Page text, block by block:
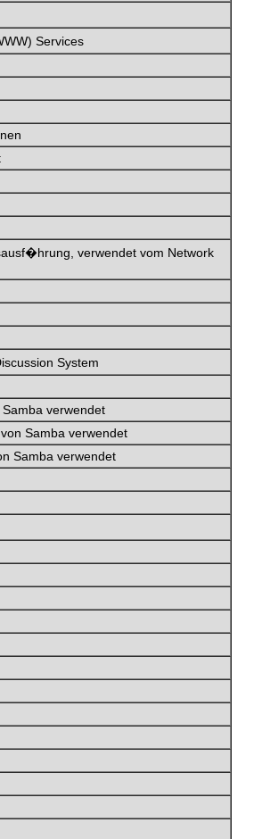
Services
verwendet vom Network
System
verwendet
Samba verwendet
Samba verwendet